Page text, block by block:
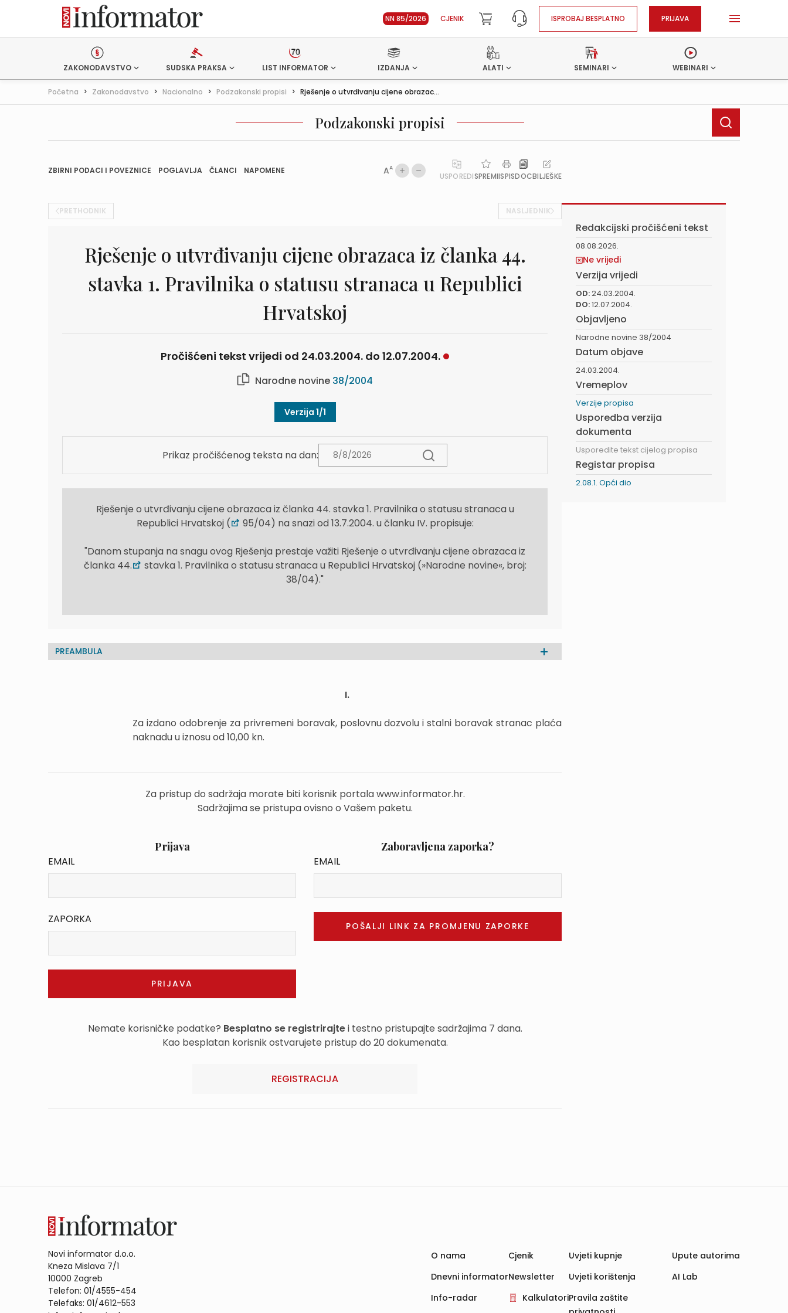
NN 85/2026 CJENIK ISPROBAJ BESPLATNO PRIJAVA
ZAKONODAVSTVO SUDSKA PRAKSA LIST INFORMATOR IZDANJA ALATI SEMINARI WEBINARI
Početna > Zakonodavstvo > Nacionalno > Podzakonski propisi > Rješenje o utvrđivanju cijene obrazac...
Podzakonski propisi
ZBIRNI PODACI I POVEZNICE POGLAVLJA ČLANCI NAPOMENE AA
USPOREDISPREMIISPISDOCBILJEŠKE
PRETHODNIK NASLJEDNIK
Rješenje o utvrđivanju cijene obrazaca iz članka 44.
stavka 1. Pravilnika o statusu stranaca u Republici
Hrvatskoj
Pročišćeni tekst vrijedi od 24.03.2004. do 12.07.2004.
Narodne novine 38/2004
Verzija 1/1
Prikaz pročišćenog teksta na dan:
Rješenje o utvrđivanju cijene obrazaca iz članka 44. stavka 1. Pravilnika o statusu stranaca u
Republici Hrvatskoj (
95/04) na snazi od 13.7.2004. u članku IV. propisuje:
"Danom stupanja na snagu ovog Rješenja prestaje važiti Rješenje o utvrđivanju cijene obrazaca iz
članka 44.
stavka 1. Pravilnika o statusu stranaca u Republici Hrvatskoj (»Narodne novine«, broj:
38/04)."
PREAMBULA
I.
Za izdano odobrenje za privremeni boravak, poslovnu dozvolu i stalni boravak stranac plaća
naknadu u iznosu od 10,00 kn.
Za pristup do sadržaja morate biti korisnik portala www.informator.hr.
Sadržajima se pristupa ovisno o Vašem paketu.
Prijava
EMAIL
ZAPORKA
Zaboravljena zaporka?
EMAIL
Nemate korisničke podatke? Besplatno se registrirajtei testno pristupajte sadržajima 7 dana.
Kao besplatan korisnik ostvarujete pristup do 20 dokumenata.
REGISTRACIJA
Redakcijski pročišćeni tekst
08.08.2026.
Ne vrijedi
Verzija vrijedi
OD:24.03.2004.
DO:12.07.2004.
Objavljeno
Narodne novine 38/2004
Datum objave
24.03.2004.
Vremeplov
Verzije propisa
Usporedba verzija
dokumenta
Usporedite tekst cijelog propisa
Registar propisa
2.08.1. Opći dio
Novi informator d.o.o.
Kneza Mislava 7/1
10000 Zagreb
Telefon: 01/4555-454
Telefaks: 01/4612-553
O nama
Dnevni informator
Info-radar
Cjenik
Newsletter
Kalkulatori
Uvjeti kupnje
Uvjeti korištenja
Pravila zaštite
Upute autorima
AI Lab